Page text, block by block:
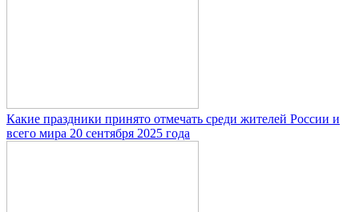
Какие праздники принято отмечать среди жителей России и
всего мира 20 сентября 2025 года